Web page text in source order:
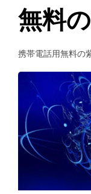
無料
携帯電話用無料の